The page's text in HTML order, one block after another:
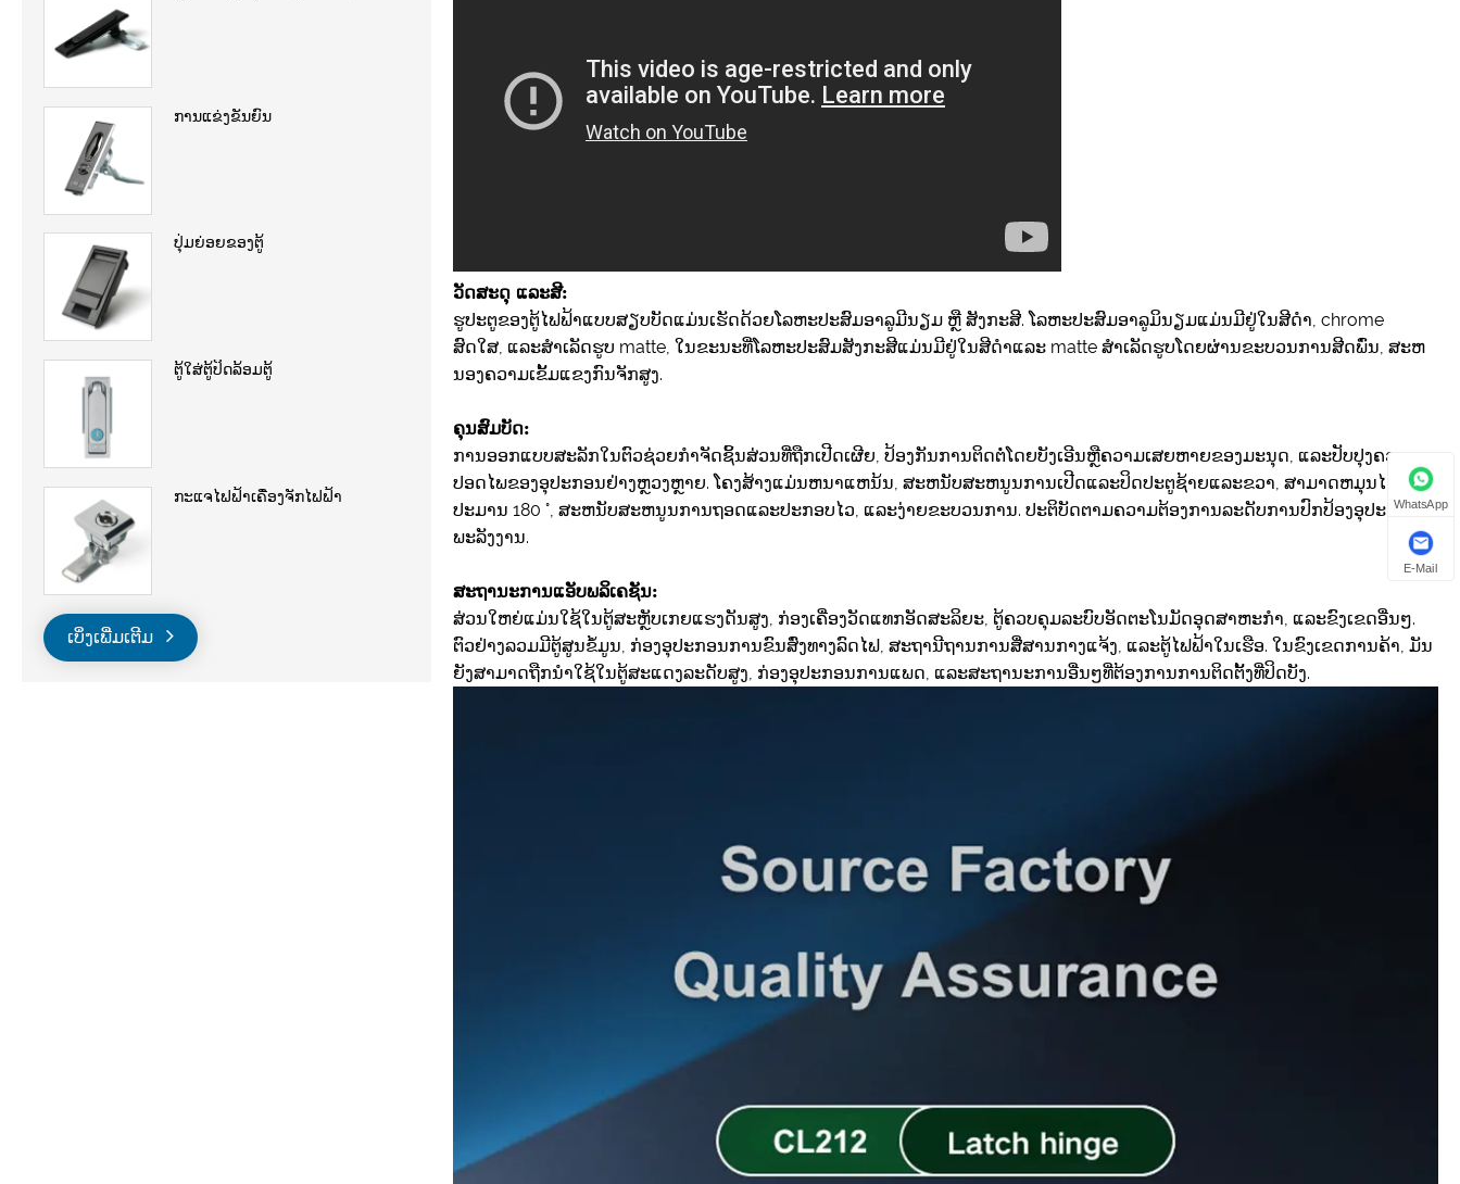
ການແຂ່ງຂັນຍົນ
ປຸ່ມຍ່ອຍຂອງຕູ້
ຕູ້ໃສ່ຕູ້ປິດລ້ອມຕູ້
ກະແຈໄຟຟ້າເຄື່ອງຈັກໄຟຟ້າ
ເບິ່ງເພີ່ມເຕີມ
ວັດສະດຸ ແລະສີ:
ຮູປະຕູຂອງຕູ້ໄຟຟ້າແບບສຽບບັດແມ່ນເຮັດດ້ວຍໂລຫະປະສົມອາລູມີນຽມ ຫຼື ສັງກະສີ. ໂລຫະປະສົມອາລູມິນຽມແມ່ນມີຢູ່ໃນສີດໍາ, chrome
ສົດໃສ, ແລະສໍາເລັດຮູບ matte, ໃນຂະນະທີ່ໂລຫະປະສົມສັງກະສີແມ່ນມີຢູ່ໃນສີດໍາແລະ matte ສໍາເລັດຮູບໂດຍຜ່ານຂະບວນການສີດພົ່ນ, ສະຫ
ນອງຄວາມເຂັ້ມແຂງກົນຈັກສູງ.
ຄຸນສົມບັດ:
ການອອກແບບສະລັກໃນຕົວຊ່ວຍກໍາຈັດຊິ້ນສ່ວນທີ່ຖືກເປີດເຜີຍ, ປ້ອງກັນການຕິດຕໍ່ໂດຍບັງເອີນຫຼືຄວາມເສຍຫາຍຂອງມະນຸດ, ແລະປັບປຸງຄວາມ
ປອດໄພຂອງອຸປະກອນຢ່າງຫຼວງຫຼາຍ. ໂຄງສ້າງແມ່ນຫນາແຫນ້ນ, ສະຫນັບສະຫນູນການເປີດແລະປິດປະຕູຊ້າຍແລະຂວາ, ສາມາດຫມຸນໄດ້
ປະມານ 180 °, ສະຫນັບສະຫນູນການຖອດແລະປະກອບໄວ, ແລະງ່າຍຂະບວນການ. ປະຕິບັດຕາມຄວາມຕ້ອງການລະດັບການປົກປ້ອງອຸປະກອນ
ພະລັງງານ.
ສະຖານະການແອັບພລິເຄຊັນ:
ສ່ວນໃຫຍ່ແມ່ນໃຊ້ໃນຕູ້ສະຫຼັບເກຍແຮງດັນສູງ, ກ່ອງເຄື່ອງວັດແທກອັດສະລິຍະ, ຕູ້ຄວບຄຸມລະບົບອັດຕະໂນມັດອຸດສາຫະກໍາ, ແລະຂົງເຂດອື່ນໆ.
ຕົວຢ່າງລວມມີຕູ້ສູນຂໍ້ມູນ, ກ່ອງອຸປະກອນການຂົນສົ່ງທາງລົດໄຟ, ສະຖານີຖານການສື່ສານກາງແຈ້ງ, ແລະຕູ້ໄຟຟ້າໃນເຮືອ. ໃນຂົງເຂດການຄ້າ, ມັນ
ຍັງສາມາດຖືກນໍາໃຊ້ໃນຕູ້ສະແດງລະດັບສູງ, ກ່ອງອຸປະກອນການແພດ, ແລະສະຖານະການອື່ນໆທີ່ຕ້ອງການການຕິດຕັ້ງທີ່ປິດບັງ.
WhatsApp
E-Mail